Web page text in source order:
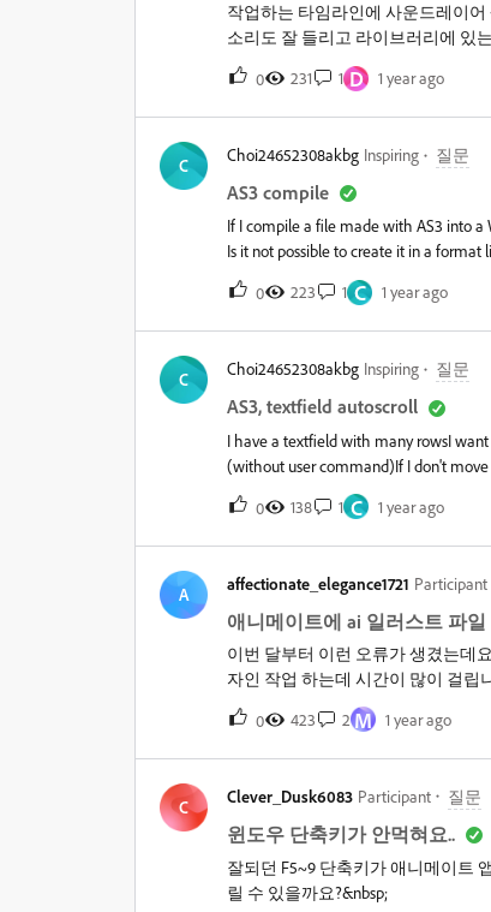
작업하는 타임라인에 사운드레이
소리도 잘 들리고 라이브러리에 있
소리도 안들립니다.뭐가 문제일까
소리가 안들리니깐 답답합니다.&nbsp;
0 231 1 D 1 year ago
C
Choi24652308akbg Inspiring 질문
AS3 compile
If I compile a file made with AS3 into a
Is it not possible to create it in a format
0
223 1 C 1 year ago
C
Choi24652308akbg Inspiring 질문
AS3, textfield autoscroll
I have a textfield with many rowsI
(without user command)If I don't move
= Math.max(0, n);" doesn't
0
138 1 C 1 year ago
A
affectionate_elegance1721 Participant
애니메이트에 ai 일러스트 파
이번 달부터 이런 오류가 생겼는데
자인 작업 하는데 시간이 많이 걸립
이 일어나는데 해결 방법 아시는 분
0
423 2 M 1 year ago
C
Clever_Dusk6083 Participant 질문
윈도우 단축키가 안먹혀요..
잘되던 F5~9 단축키가 애니메이트
릴 수 있을까요?&nbsp;